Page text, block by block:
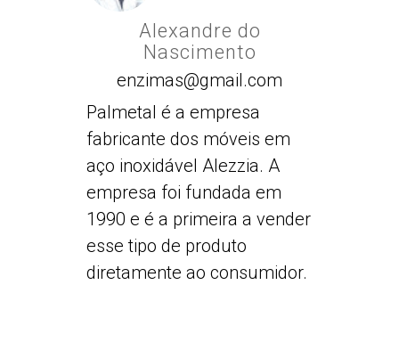
Alexandre do
Nascimento
enzimas@gmail.com
Palmetal é a empresa
fabricante dos móveis em
aço inoxidável Alezzia. A
empresa foi fundada em
1990 e é a primeira a vender
esse tipo de produto
diretamente ao consumidor.